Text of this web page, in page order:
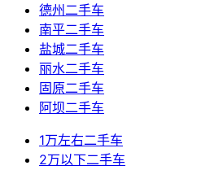
德州二手车
南平二手车
盐城二手车
丽水二手车
固原二手车
阿坝二手车
1万左右二手车
2万以下二手车